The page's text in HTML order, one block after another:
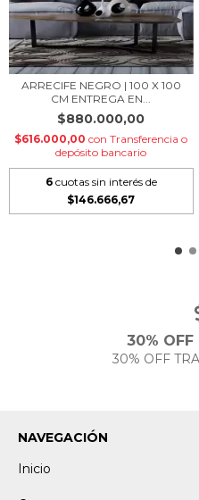
ARRECIFE NEGRO | 100 X 100
CM ENTREGA EN...
$880.000,00
$616.000,00con Transferencia o
depósito bancario
6 cuotas sin interés de
$146.666,67
30% OFF
30% OFF
NAVEGACIÓN
Inicio